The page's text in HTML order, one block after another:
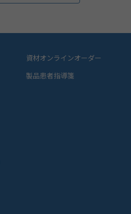
資材オンラインオーダー
製品患者指導箋